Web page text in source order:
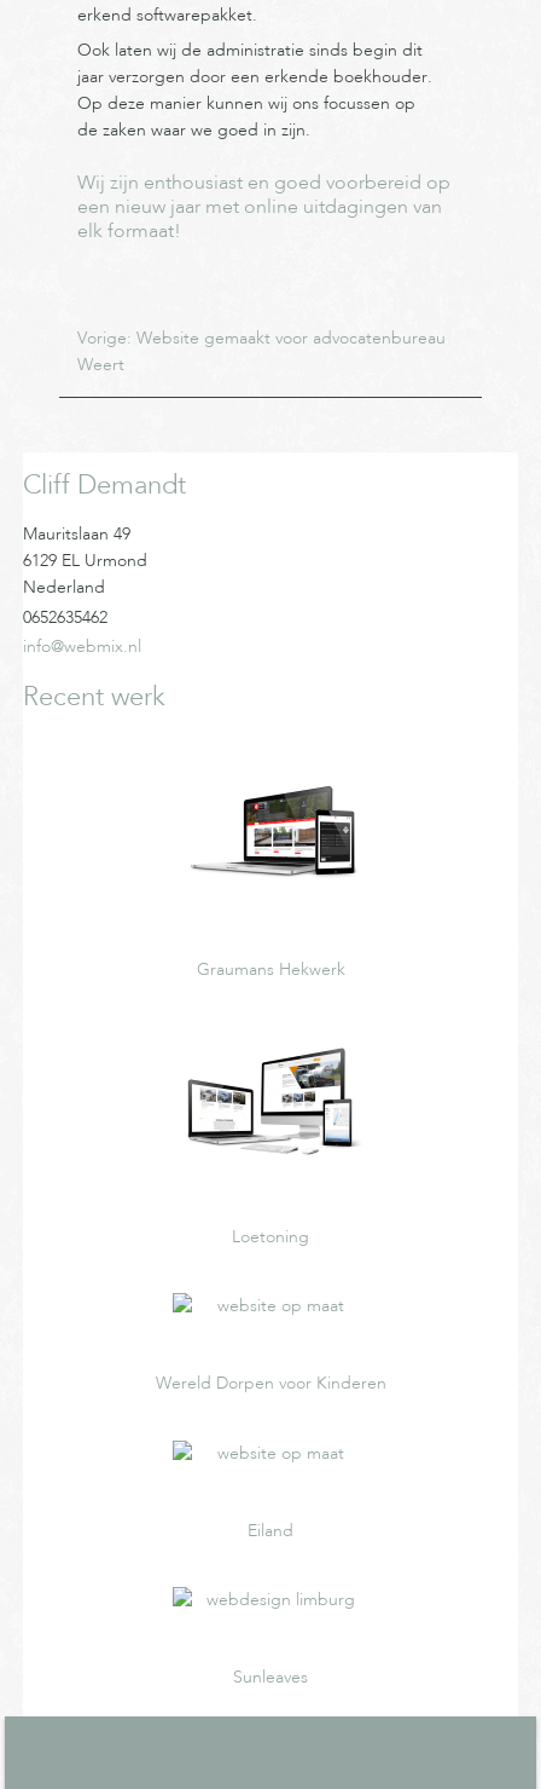
erkend softwarepakket.
Ook laten wij de administratie sinds begin dit
jaar verzorgen door een erkende boekhouder.
Op deze manier kunnen wij ons focussen op
de zaken waar we goed in zijn.
Wij zijn enthousiast en goed voorbereid op
een nieuw jaar met online uitdagingen van
elk formaat!
Vorige:Website gemaakt voor advocatenbureau
Weert
Cliff Demandt
Mauritslaan 49
6129 EL Urmond
Nederland
0652635462
info@webmix.nl
Recent werk
Graumans Hekwerk
Loetoning
Wereld Dorpen voor Kinderen
Eiland
Sunleaves